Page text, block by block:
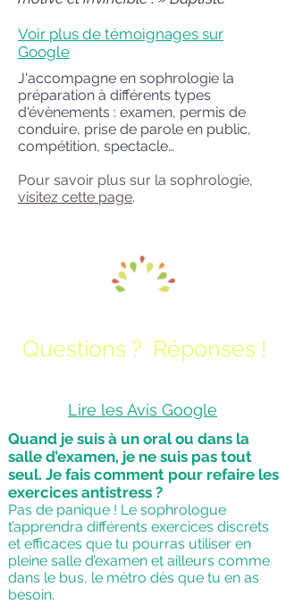
Voir plus de témoignages sur
Google
J'accompagne en sophrologie la
préparation à différents types
d'évènements : examen, permis de
conduire, prise de parole en public,
compétition, spectacle…
Pour savoir plus sur la sophrologie,
visitez cette page.
Questions ? Réponses !
Lire les Avis Google
Quand je suis à un oral ou dans la
salle d’examen, je ne suis pas tout
seul. Je fais comment pour refaire les
exercices antistress ?
Pas de panique ! Le sophrologue
t’apprendra différents exercices discrets
et efficaces que tu pourras utiliser en
pleine salle d’examen et ailleurs comme
dans le bus, le métro dès que tu en as
besoin.